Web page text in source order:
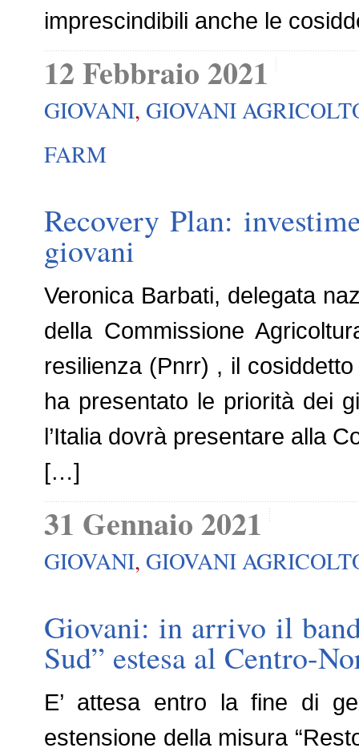
imprescindibili anche le
12 Febbraio 2021
GIOVANI, GIOVANI
FARM
Recovery Plan:
giovani
Veronica Barbati, delegata
della Commissione
resilienza (Pnrr) , il
ha presentato le priorità dei
l’Italia dovrà presentare alla
[…]
31 Gennaio 2021
GIOVANI, GIOVANI
Giovani: in arrivo il
Sud” estesa al Centro-
E’ attesa entro la fine di
estensione della misura